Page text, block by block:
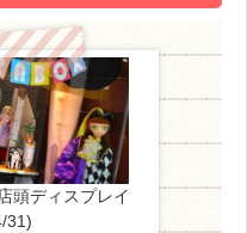
頭ディスプレイ
31)